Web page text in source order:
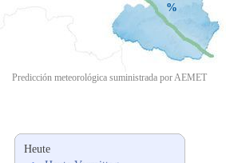
%
Predicción meteorológica suministrada por AEMET
Heute